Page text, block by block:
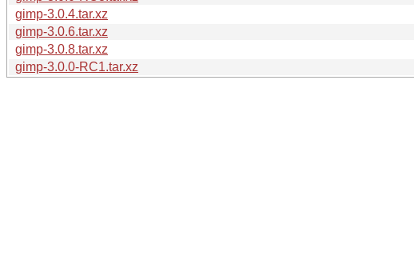
gimp-3.0.4.tar.xz
gimp-3.0.6.tar.xz
gimp-3.0.8.tar.xz
gimp-3.0.0-RC1.tar.xz